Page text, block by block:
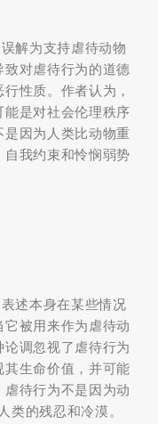
解为支持虐待动物
对虐待行为的道德
性质。作者认为，
能是对社会伦理秩序
因为人类比动物重
我约束和怜悯弱势
述本身在某些情况
被用来作为虐待动
调忽视了虐待行为
生命价值，并可能
待行为不是因为动
类的残忍和冷漠。